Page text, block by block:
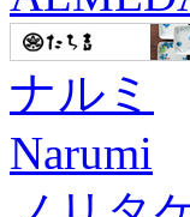
ナルミ
Narumi